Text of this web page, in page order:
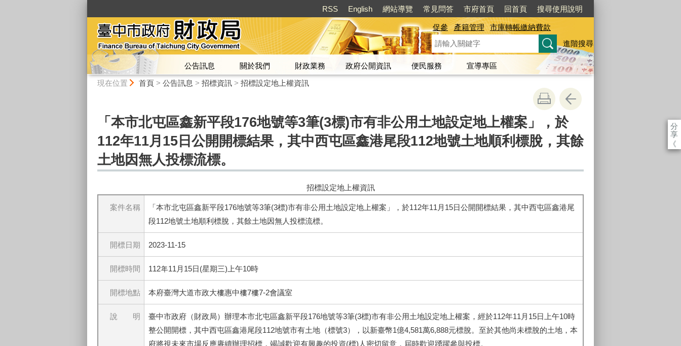
RSS English 網站導覽 常見問答 市府首頁 回首頁 搜尋使用說明
促參 產籍管理
市庫轉帳繳納費款
進階搜尋
公告訊息 關於我們 財政業務 政府公開資訊 便民服務
宣導專區
現在位置 首頁> 公告訊息 > 招標資訊> 招標設定地上權資訊
分
享
《
「本市北屯區鑫新平段176地號等3筆(3標)市有非公用土地設定地上權案」，於
112年11月15日公開開標結果，其中西屯區鑫港尾段112地號土地順利標脫，其餘
土地因無人投標流標。
招標設定地上權資訊
案件名稱
「本市北屯區鑫新平段176地號等3筆(3標)市有非公用土地設定地上權案」，於112年11月15日公開開標結果，其中西屯區鑫港尾
段112地號土地順利標脫，其餘土地因無人投標流標。
開標日期 2023-11-15
開標時間 112年11月15日(星期三)上午10時
開標地點 本府臺灣大道市政大樓惠中樓7樓7-2會議室
說 明
臺中市政府（財政局）辦理本市北屯區鑫新平段176地號等3筆(3標)市有非公用土地設定地上權案，經於112年11月15日上午10時
整公開開標，其中西屯區鑫港尾段112地號市有土地（標號3），以新臺幣1億4,581萬6,888元標脫。至於其他尚未標脫的土地，本
府將視未來市場反應賡續辦理招標，竭誠歡迎有興趣的投資(標)人密切留意，屆時歡迎踴躍參與投標。